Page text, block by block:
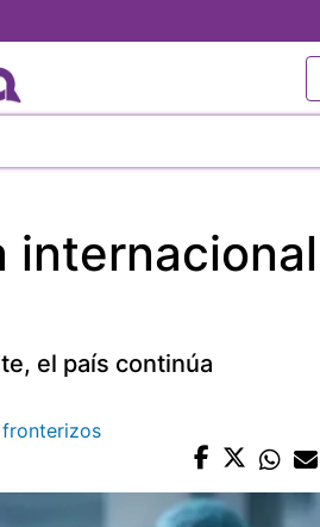
internacional
el país continúa